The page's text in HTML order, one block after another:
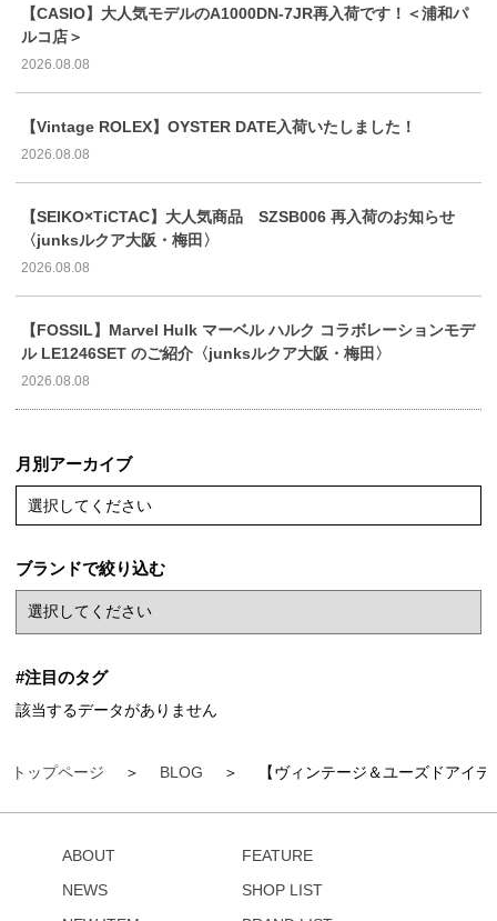
トップページ BLOG 【ヴィンテージ＆ユーズドアイ
【CASIO】大人気モデルのA1000DN-7JR再入荷です！＜浦和パ
ルコ店＞
2026.08.08
【Vintage ROLEX】OYSTER DATE入荷いたしました！
2026.08.08
【SEIKO×TiCTAC】大人気商品 SZSB006 再入荷のお知らせ
〈junksルクア大阪・梅田〉
2026.08.08
【FOSSIL】Marvel Hulk マーベル ハルク コラボレーションモデ
ル LE1246SET のご紹介〈junksルクア大阪・梅田〉
2026.08.08
月別アーカイブ
選択してください
ブランドで絞り込む
#注目のタグ
該当するデータがありません
ABOUT
NEWS
FEATURE
SHOP LIST